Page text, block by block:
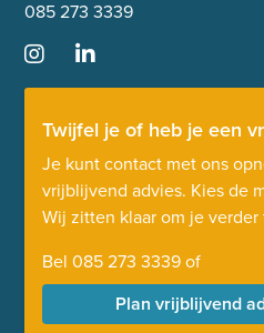
085 273 3339
Twijfel je of heb je een
Je kunt contact met ons
vrijblijvend advies. Kies de
Wij zitten klaar om je
Bel 085 273 3339of
Plan vrijblijvend